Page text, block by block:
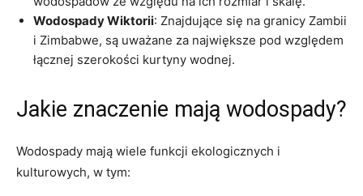
Wodospady Wiktorii: Znajdujące się na granicy Zambii
i Zimbabwe, są uważane za największe pod względem
łącznej szerokości kurtyny wodnej.
Jakie znaczenie mają wodospady?
Wodospady mają wiele funkcji ekologicznych i
kulturowych, w tym: